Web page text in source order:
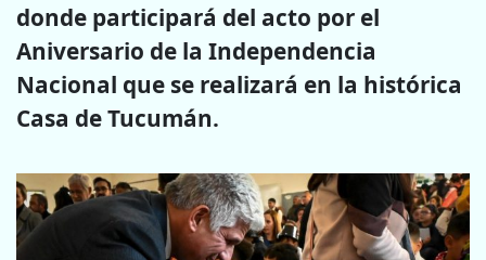
donde participará del acto por el
Aniversario de la Independencia
Nacional que se realizará en la histórica
Casa de Tucumán.